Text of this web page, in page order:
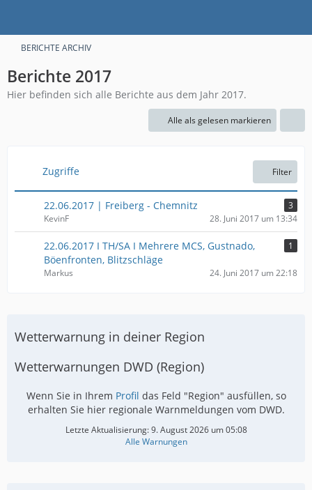
BERICHTE ARCHIV
Berichte 2017
Hier befinden sich alle Berichte aus dem Jahr 2017.
Alle als gelesen markieren
Zugriffe Filter
22.06.2017 | Freiberg - Chemnitz
3
KevinF
28. Juni 2017 um 13:34
22.06.2017 I TH/SA I Mehrere MCS, Gustnado,
Böenfronten, Blitzschläge
1
Markus 24. Juni 2017 um 22:18
Wetterwarnung in deiner Region
Wetterwarnungen DWD (Region)
Wenn Sie in Ihrem Profil das Feld "Region" ausfüllen, so
erhalten Sie hier regionale Warnmeldungen vom DWD.
Letzte Aktualisierung:9. August 2026 um 05:08
Alle Warnungen